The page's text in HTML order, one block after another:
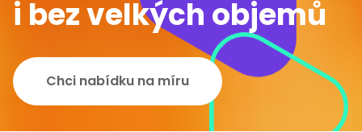
i bez velkých objemů
Chci nabídku na míru